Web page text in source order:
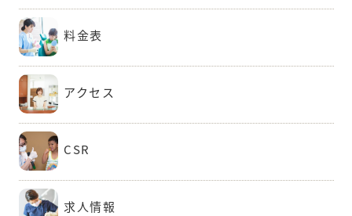
料金表
アクセス
CSR
求人情報